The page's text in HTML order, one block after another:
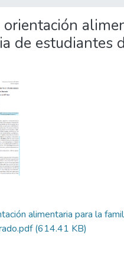
orientación
de estudiantes
alimentaria para la
(614.41 KB)